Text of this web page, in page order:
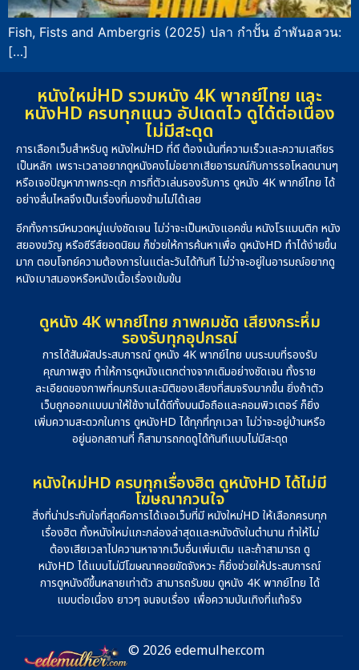
Fish, Fists and Ambergris (2025) ปลา กำปั้น อำพันอลวน:
[…]
หนังใหม่HD รวมหนัง 4K พากย์ไทย และ
หนังHD ครบทุกแนว อัปเดตไว ดูได้ต่อเนื่อง
ไม่มีสะดุด
การเลือกเว็บสำหรับดู หนังใหม่HD ที่ดี ต้องเน้นที่ความเร็วและความเสถียร
เป็นหลัก เพราะเวลาอยากดูหนังคงไม่อยากเสียอารมณ์กับการรอโหลดนานๆ
หรือเจอปัญหาภาพกระตุก การที่ตัวเล่นรองรับการ ดูหนัง 4K พากย์ไทย ได้
อย่างลื่นไหลจึงเป็นเรื่องที่มองข้ามไม่ได้เลย
อีกทั้งการมีหมวดหมู่แบ่งชัดเจน ไม่ว่าจะเป็นหนังแอคชั่น หนังโรแมนติก หนัง
สยองขวัญ หรือซีรีส์ยอดนิยม ก็ช่วยให้การค้นหาเพื่อ ดูหนังHD ทำได้ง่ายขึ้น
มาก ตอบโจทย์ความต้องการในแต่ละวันได้ทันที ไม่ว่าจะอยู่ในอารมณ์อยากดู
หนังเบาสมองหรือหนังเนื้อเรื่องเข้มข้น
ดูหนัง 4K พากย์ไทย ภาพคมชัด เสียงกระหึ่ม
รองรับทุกอุปกรณ์
การได้สัมผัสประสบการณ์ ดูหนัง 4K พากย์ไทย บนระบบที่รองรับ
คุณภาพสูง ทำให้การดูหนังแตกต่างจากเดิมอย่างชัดเจน ทั้งราย
ละเอียดของภาพที่คมกริบและมิติของเสียงที่สมจริงมากขึ้น ยิ่งถ้าตัว
เว็บถูกออกแบบมาให้ใช้งานได้ดีทั้งบนมือถือและคอมพิวเตอร์ ก็ยิ่ง
เพิ่มความสะดวกในการ ดูหนังHD ได้ทุกที่ทุกเวลา ไม่ว่าจะอยู่บ้านหรือ
อยู่นอกสถานที่ ก็สามารถกดดูได้ทันทีแบบไม่มีสะดุด
หนังใหม่HD ครบทุกเรื่องฮิต ดูหนังHD ได้ไม่มี
โฆษณากวนใจ
สิ่งที่น่าประทับใจที่สุดคือการได้เจอเว็บที่มี หนังใหม่HD ให้เลือกครบทุก
เรื่องฮิต ทั้งหนังใหม่แกะกล่องล่าสุดและหนังดังในตำนาน ทำให้ไม่
ต้องเสียเวลาไปควานหาจากเว็บอื่นเพิ่มเติม และถ้าสามารถ ดู
หนังHD ได้แบบไม่มีโฆษณาคอยขัดจังหวะ ก็ยิ่งช่วยให้ประสบการณ์
การดูหนังดีขึ้นหลายเท่าตัว สามารถรับชม ดูหนัง 4K พากย์ไทย ได้
แบบต่อเนื่อง ยาวๆ จนจบเรื่อง เพื่อความบันเทิงที่แท้จริง
© 2026 edemulher.com